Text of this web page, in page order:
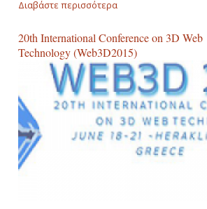
Διαβάστε περισσότερα
20th International Conference on 3D Web
Technology (Web3D2015)